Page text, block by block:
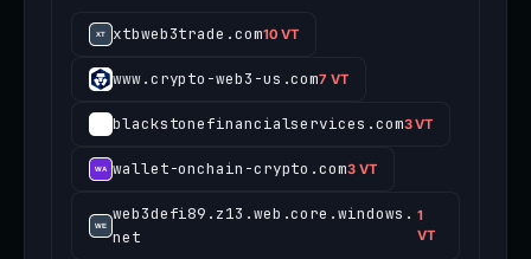
xtbweb3trade.com10 VT
www.crypto-web3-us.com7 VT
blackstonefinancialservices.com3 VT
wallet-onchain-crypto.com3 VT
web3defi89.z13.web.core.windows.
net
1
VT